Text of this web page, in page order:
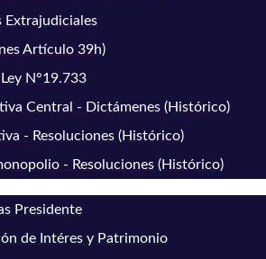
Extrajudiciales
Artículo 39h)
N°19.733
Central - Dictámenes (Histórico)
- Resoluciones (Histórico)
- Resoluciones (Histórico)
Presidente
de Intéres y Patrimonio